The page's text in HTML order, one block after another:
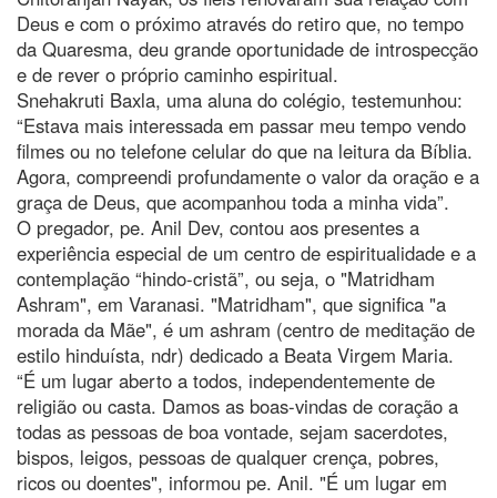
Deus e com o próximo através do retiro que, no tempo
da Quaresma, deu grande oportunidade de introspecção
e de rever o próprio caminho espiritual.
Snehakruti Baxla, uma aluna do colégio, testemunhou:
“Estava mais interessada em passar meu tempo vendo
filmes ou no telefone celular do que na leitura da Bíblia.
Agora, compreendi profundamente o valor da oração e a
graça de Deus, que acompanhou toda a minha vida”.
O pregador, pe. Anil Dev, contou aos presentes a
experiência especial de um centro de espiritualidade e a
contemplação “hindo-cristã”, ou seja, o "Matridham
Ashram", em Varanasi. "Matridham", que significa "a
morada da Mãe", é um ashram (centro de meditação de
estilo hinduísta, ndr) dedicado a Beata Virgem Maria.
“É um lugar aberto a todos, independentemente de
religião ou casta. Damos as boas-vindas de coração a
todas as pessoas de boa vontade, sejam sacerdotes,
bispos, leigos, pessoas de qualquer crença, pobres,
ricos ou doentes", informou pe. Anil. "É um lugar em